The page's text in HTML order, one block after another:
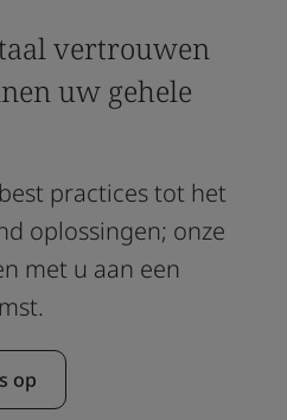
vertrouwen
uw gehele
practices tot het
oplossingen; onze
met u aan een
op